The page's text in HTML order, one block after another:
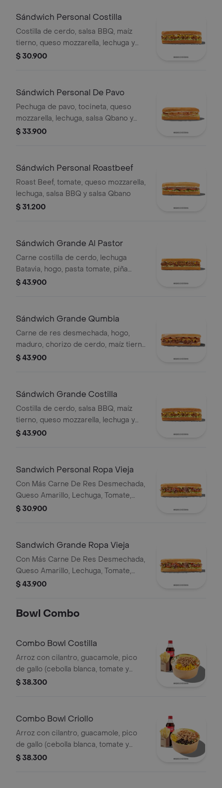
Sándwich Personal Costilla
Costilla de cerdo, salsa BBQ, maíz
tierno, queso mozzarella, lechuga y
salsa Qbano.
$ 30.900
Sándwich Personal De Pavo
Pechuga de pavo, tocineta, queso
mozzarella, lechuga, salsa Qbano y
miel mostaza.
$ 33.900
Sándwich Personal Roastbeef
Roast Beef, tomate, queso mozzarella,
lechuga, salsa BBQ y salsa Qbano
$ 31.200
Sándwich Grande Al Pastor
Carne costilla de cerdo, lechuga
Batavia, hogo, pasta tomate, piña
calada asada, cebolla blanca y
$ 43.900
Sándwich Grande Qumbia
Carne de res desmechada, hogo,
maduro, chorizo de cerdo, maíz tierno
y salsa Qbano.
$ 43.900
Sándwich Grande Costilla
Costilla de cerdo, salsa BBQ, maíz
tierno, queso mozzarella, lechuga y
salsa Qbano.
$ 43.900
Sandwich Personal Ropa Vieja
Con Más Carne De Res Desmechada,
Queso Amarillo, Lechuga, Tomate,
Pimentón, Apio, Mostaza, Salsa Bbq,
$ 30.900
Sandwich Grande Ropa Vieja
Con Más Carne De Res Desmechada,
Queso Amarillo, Lechuga, Tomate,
Pimentón, Apio, Mostaza, Salsa Bbq,
$ 43.900
Bowl Combo
Combo Bowl Costilla
Arroz con cilantro, guacamole, pico
de gallo (cebolla blanca, tomate y
cilantro), piña calada asada y costilla
$ 38.300
Combo Bowl Criollo
Arroz con cilantro, guacamole, pico
de gallo (cebolla blanca, tomate y
cilantro), carne de res desmechada,
$ 38.300